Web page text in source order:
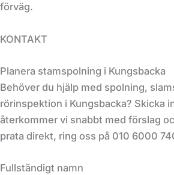
förväg.
KONTAKT
Planera stamspolning i Kungsbacka
Behöver du hjälp med spolning,
rörinspektion i Kungsbacka? Skicka
återkommer vi snabbt med förslag
prata direkt, ring oss på 010 6000
Fullständigt namn